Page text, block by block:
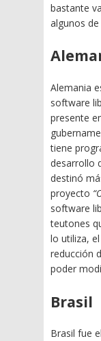
bastante
algunos
Alemania
software
presente
tiene
desarrollo
destinó
proyecto
software
teutones
lo utiliza,
reducción
poder
Brasil
Brasil fue